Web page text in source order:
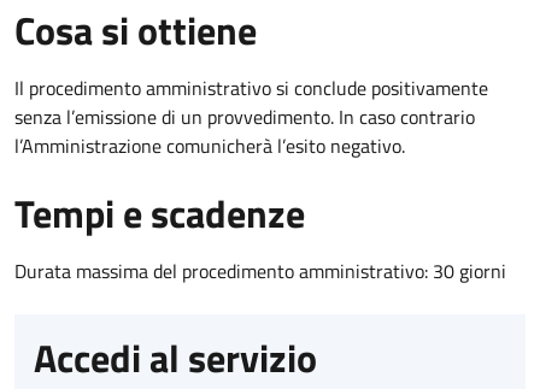
Cosa si ottiene
Il procedimento amministrativo si conclude positivamente
senza l’emissione di un provvedimento. In caso contrario
l’Amministrazione comunicherà l’esito negativo.
Tempi e scadenze
Durata massima del procedimento amministrativo: 30 giorni
Accedi al servizio